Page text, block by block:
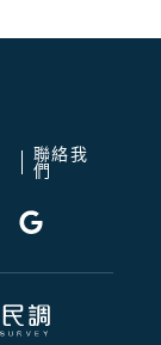
聯絡我
們